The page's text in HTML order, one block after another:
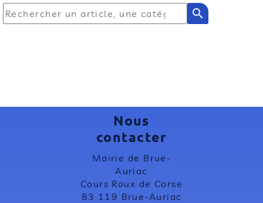
search
Nous
contacter
Mairie de Brue-
Auriac
Cours Roux de Corse
83 119 Brue-Auriac